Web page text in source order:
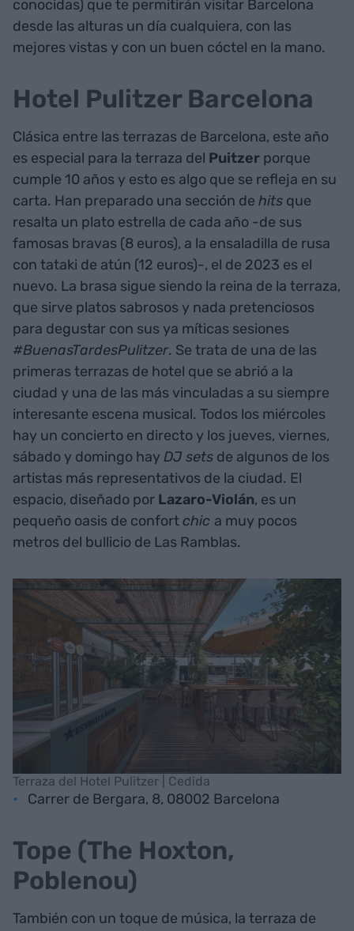
conocidas) que te permitirán visitar Barcelona
desde las alturas un día cualquiera, con las
mejores vistas y con un buen cóctel en la mano.
Hotel Pulitzer Barcelona
Clásica entre las terrazas de Barcelona, este año
es especial para la terraza del Puitzer porque
cumple 10 años y esto es algo que se refleja en su
carta. Han preparado una sección de hits que
resalta un plato estrella de cada año -de sus
famosas bravas (8 euros), a la ensaladilla de rusa
con tataki de atún (12 euros)-, el de 2023 es el
nuevo. La brasa sigue siendo la reina de la terraza,
que sirve platos sabrosos y nada pretenciosos
para degustar con sus ya míticas sesiones
#BuenasTardesPulitzer. Se trata de una de las
primeras terrazas de hotel que se abrió a la
ciudad y una de las más vinculadas a su siempre
interesante escena musical. Todos los miércoles
hay un concierto en directo y los jueves, viernes,
sábado y domingo hay DJ sets de algunos de los
artistas más representativos de la ciudad. El
espacio, diseñado por Lazaro-Violán, es un
pequeño oasis de confortchic a muy pocos
metros del bullicio de Las Ramblas.
Terraza del Hotel Pulitzer | Cedida
Carrer de Bergara, 8, 08002 Barcelona
Tope (The Hoxton,
Poblenou)
También con un toque de música, la terraza de